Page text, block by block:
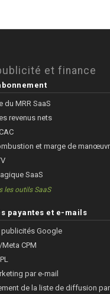
et finance
du MRR SaaS
revenus nets
et marge de
SaaS
les outils SaaS
payantes et e-mails
publicités Google
CPM
par e-mail
de la liste de diffusion par